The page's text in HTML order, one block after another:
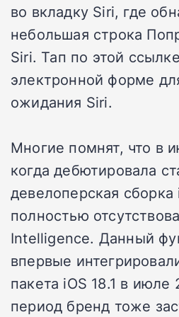
во вкладку Siri, где
небольшая строка
Siri. Тап по этой
электронной форме
ожидания Siri.
Многие помнят, что в
когда дебютировала
девелоперская сборка
полностью
Intelligence. Данный
впервые
пакета iOS 18.1 в июле
период бренд тоже